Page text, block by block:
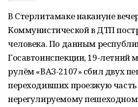
В Стерлитамаке накануне
Коммунистической в ДТП
человека. По данным
Госавтоинспекции, 19-летний
рулём «ВАЗ-2107» сбил двух
переходивших проезжую часть
нерегулируемому